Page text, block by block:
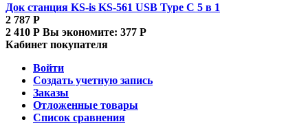
Док станция KS-is KS-561 USB Type C 5 в 1
2 787 Р
2 410 Р Вы экономите: 377 Р
Кабинет покупателя
Войти
Создать учетную запись
Заказы
Отложенные товары
Список сравнения